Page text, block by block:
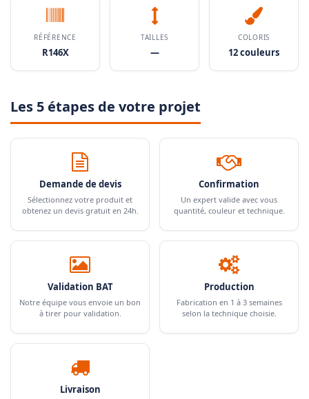
RÉFÉRENCE
R146X
TAILLES
—
COLORIS
12 couleurs
Les 5 étapes de votre projet
Demande de devis
Sélectionnez votre produit et
obtenez un devis gratuit en 24h.
Confirmation
Un expert valide avec vous
quantité, couleur et technique.
Validation BAT
Notre équipe vous envoie un bon
à tirer pour validation.
Production
Fabrication en 1 à 3 semaines
selon la technique choisie.
Livraison